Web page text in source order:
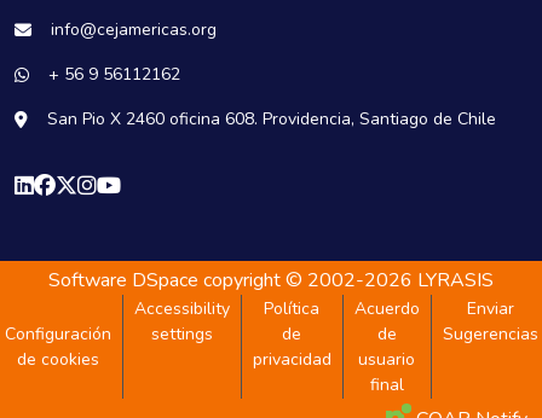
info@cejamericas.org
+ 56 9 56112162
San Pio X 2460 oficina 608. Providencia, Santiago de Chile
Software DSpace copyright © 2002-2026 LYRASIS
Configuración
de cookies
Accessibility
settings
Política
de
privacidad
Acuerdo
de
usuario
final
Enviar
Sugerencias